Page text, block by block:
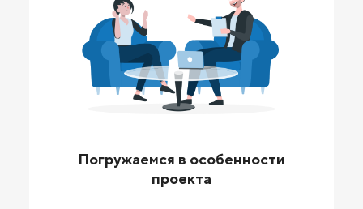
Погружаемся в особенности
проекта